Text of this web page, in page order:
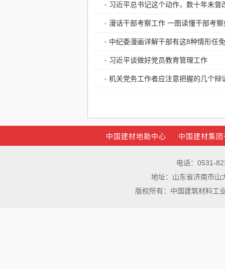
习近平总书记这个动作，数十年未曾
漫话干部考察工作 一图读懂干部考
中纪委漫画详解干部有这8种情形任
习近平谈做好党员教育管理工作
机关党务工作者应注意把握的几个辩
中国建材地勘中心 中国建材集
电话：0531-
地址：山东省济南市
版权所有：中国建筑材料